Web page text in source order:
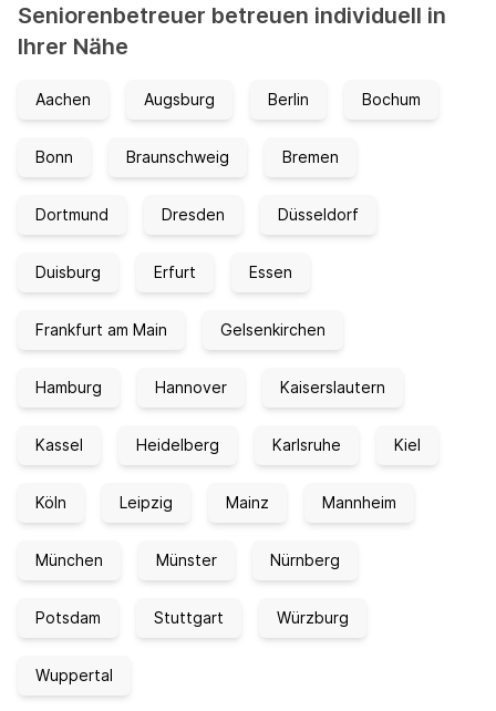
Seniorenbetreuer betreuen individuell in
Ihrer Nähe
Aachen Augsburg Berlin Bochum
Bonn Braunschweig Bremen
Dortmund Dresden Düsseldorf
Duisburg Erfurt Essen
Frankfurt am Main Gelsenkirchen
Hamburg Hannover Kaiserslautern
Kassel Heidelberg Karlsruhe Kiel
Köln Leipzig Mainz Mannheim
München Münster Nürnberg
Potsdam Stuttgart Würzburg
Wuppertal